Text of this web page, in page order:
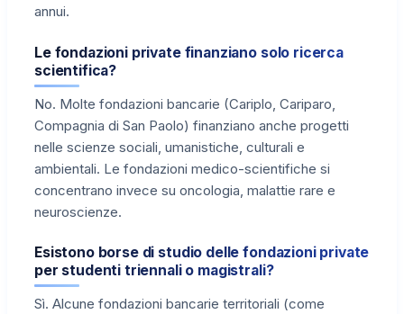
annui.
Le fondazioni private finanziano solo ricerca
scientifica?
No. Molte fondazioni bancarie (Cariplo, Cariparo,
Compagnia di San Paolo) finanziano anche progetti
nelle scienze sociali, umanistiche, culturali e
ambientali. Le fondazioni medico-scientifiche si
concentrano invece su oncologia, malattie rare e
neuroscienze.
Esistono borse di studio delle fondazioni private
per studenti triennali o magistrali?
Sì. Alcune fondazioni bancarie territoriali (come